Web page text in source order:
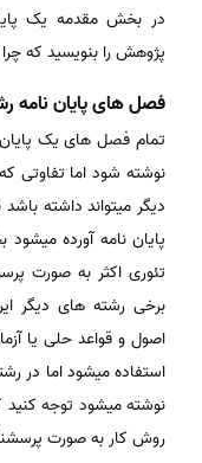
در بخش مقدمه یک
پژوهش را بنویسید که
فصل های پایان نامه
تمام فصل های یک پایان
نوشته شود اما تفاوتی
دیگر میتواند داشته
پایان نامه آورده
تئوری اکثر به صورت
برخی رشته های دیگر
اصول و قواعد حلی یا
استفاده میشود اما در
نوشته میشود توجه
روش کار به صورت